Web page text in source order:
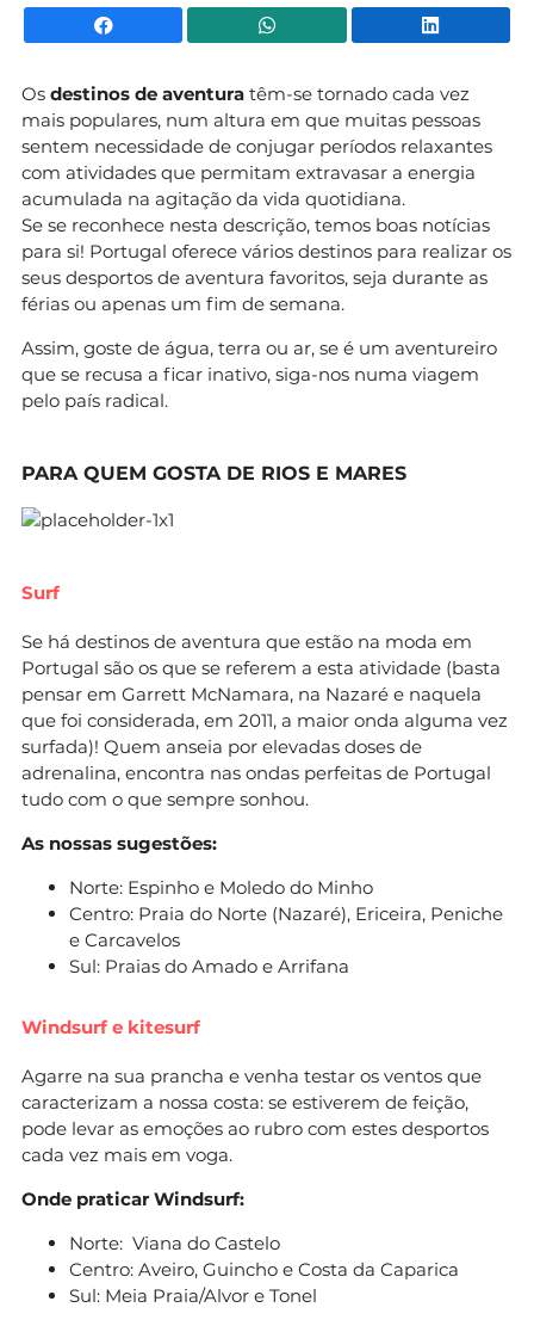
Facebook WhatsApp
Os destinos de aventura têm-se tornado cada vez
mais populares, num altura em que muitas pessoas
sentem necessidade de conjugar períodos relaxantes
com atividades que permitam extravasar a energia
acumulada na agitação da vida quotidiana.
Se se reconhece nesta descrição, temos boas notícias
para si! Portugal oferece vários destinos para realizar os
seus desportos de aventura favoritos, seja durante as
férias ou apenas um fim de semana.
Assim, goste de água, terra ou ar, se é um aventureiro
que se recusa a ficar inativo, siga-nos numa viagem
pelo país radical.
PARA QUEM GOSTA DE RIOS E MARES
Surf
Se há destinos de aventura que estão na moda em
Portugal são os que se referem a esta atividade (basta
pensar em Garrett McNamara, na Nazaré e naquela
que foi considerada, em 2011, a maior onda alguma vez
surfada)! Quem anseia por elevadas doses de
adrenalina, encontra nas ondas perfeitas de Portugal
tudo com o que sempre sonhou.
As nossas sugestões:
Norte: Espinho e Moledo do Minho
Centro: Praia do Norte (Nazaré), Ericeira, Peniche
e Carcavelos
Sul: Praias do Amado e Arrifana
Windsurf e kitesurf
Agarre na sua prancha e venha testar os ventos que
caracterizam a nossa costa: se estiverem de feição,
pode levar as emoções ao rubro com estes desportos
cada vez mais em voga.
Onde praticar Windsurf:
Norte: Viana do Castelo
Centro: Aveiro, Guincho e Costa da Caparica
Sul: Meia Praia/Alvor e Tonel